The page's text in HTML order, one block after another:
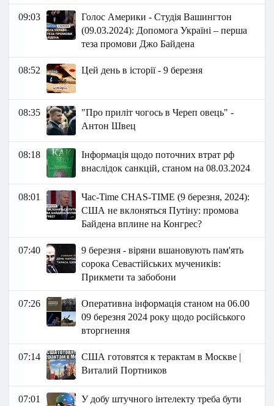
09:03
Голос Америки - Студія Вашингтон
(09.03.2024): Допомога Україні – перша
теза промови Джо Байдена
08:52 Цей день в історії - 9 березня
08:35
"Про приліт чогось в Череп овець" -
Антон Швец
08:18
Інформація щодо поточних втрат рф
внаслідок санкцій, станом на 08.03.2024
08:01
Час-Time CHAS-TIME (9 березня, 2024):
США не вклоняться Путіну: промова
Байдена вплине на Конгрес?
07:40
9 березня - віряни вшановують пам'ять
сорока Севастійських мучеників:
Прикмети та забобони
07:26
Оперативна інформація станом на 06.00
09 березня 2024 року щодо російського
вторгнення
07:14
США готовятся к терактам в Москве |
Виталий Портников
07:01
У добу штучного інтелекту треба бути